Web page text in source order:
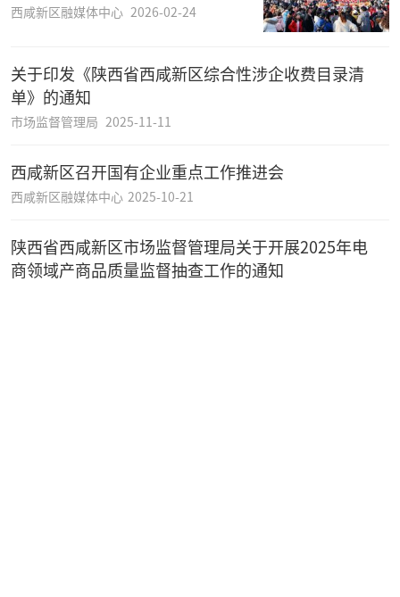
西咸新区融媒体中心 2026-02-24
关于印发《陕西省西咸新区综合性涉企收费目录清
单》的通知
市场监督管理局 2025-11-11
西咸新区召开国有企业重点工作推进会
西咸新区融媒体中心 2025-10-21
陕西省西咸新区市场监督管理局关于开展2025年电
商领域产商品质量监督抽查工作的通知